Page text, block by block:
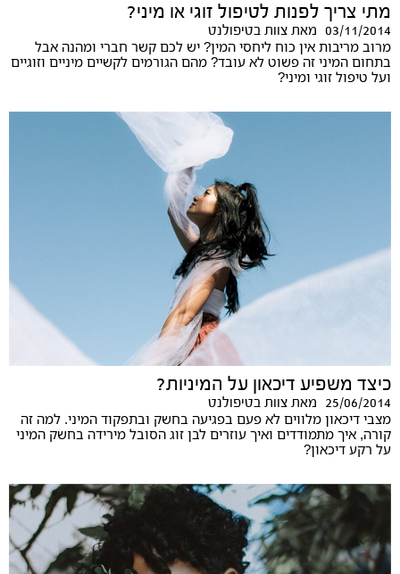
מתי צריך לפנות לטיפול זוגי או מיני?
03/11/2014 מאת צוות בטיפולנט
מרוב מריבות אין כוח ליחסי המין? יש לכם קשר חברי ומהנה אבל
בתחום המיני זה פשוט לא עובד? מהם הגורמים לקשיים מיניים וזוגיים
ועל טיפול זוגי ומיני?
כיצד משפיע דיכאון על המיניות?
25/06/2014 מאת צוות בטיפולנט
מצבי דיכאון מלווים לא פעם בפגיעה בחשק ובתפקוד המיני. למה זה
קורה, איך מתמודדים ואיך עוזרים לבן זוג הסובל מירידה בחשק המיני
על רקע דיכאון?